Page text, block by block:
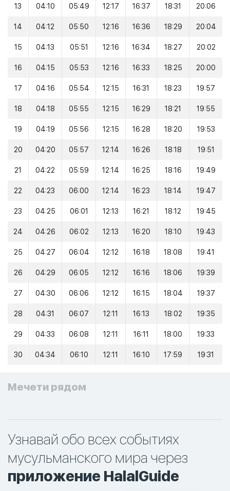
13 04:10 05:49 12:17 16:37 18:31 20:06
14 04:12 05:50 12:16 16:36 18:29 20:04
15 04:13 05:51 12:16 16:34 18:27 20:02
16 04:15 05:53 12:16 16:33 18:25 20:00
17 04:16 05:54 12:15 16:31 18:23 19:57
18 04:18 05:55 12:15 16:29 18:21 19:55
19 04:19 05:56 12:15 16:28 18:20 19:53
20 04:20 05:57 12:14 16:26 18:18 19:51
21 04:22 05:59 12:14 16:25 18:16 19:49
22 04:23 06:00 12:14 16:23 18:14 19:47
23 04:25 06:01 12:13 16:21 18:12 19:45
24 04:26 06:02 12:13 16:20 18:10 19:43
25 04:27 06:04 12:12 16:18 18:08 19:41
26 04:29 06:05 12:12 16:16 18:06 19:39
27 04:30 06:06 12:12 16:15 18:04 19:37
28 04:31 06:07 12:11 16:13 18:02 19:35
29 04:33 06:08 12:11 16:11 18:00 19:33
30 04:34 06:10 12:11 16:10 17:59 19:31
Мечети рядом
Узнавай обо всех событиях
мусульманского мира через
приложение HalalGuide